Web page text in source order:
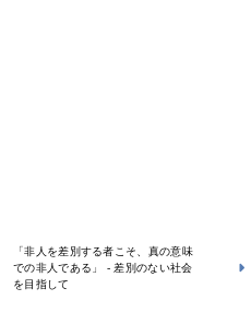
「非人を差別する者こそ、真の意味
での非人である」 - 差別のない社会
を目指して